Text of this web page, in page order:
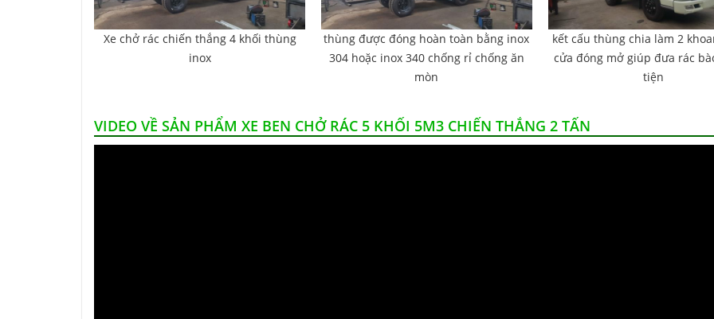
Xe chở rác chiến thắng 4 khối thùng
inox
thùng được đóng hoàn toàn bằng inox
304 hoặc inox 340 chống rỉ chống ăn
mòn
kết cấu thùng chia làm 2
cửa đóng mở giúp đưa rác
tiện
VIDEO VỀ SẢN PHẨM XE BEN CHỞ RÁC 5 KHỐI 5M3 CHIẾN THẮNG 2 TẤN